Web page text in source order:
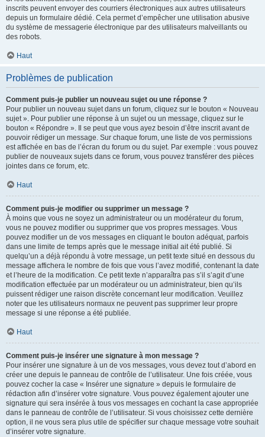
inscrits peuvent envoyer des courriers électroniques aux autres utilisateurs
depuis un formulaire dédié. Cela permet d’empêcher une utilisation abusive
du système de messagerie électronique par des utilisateurs malveillants ou
des robots.
Haut
Problèmes de publication
Comment puis-je publier un nouveau sujet ou une réponse ?
Pour publier un nouveau sujet dans un forum, cliquez sur le bouton « Nouveau
sujet ». Pour publier une réponse à un sujet ou un message, cliquez sur le
bouton « Répondre ». Il se peut que vous ayez besoin d’être inscrit avant de
pouvoir rédiger un message. Sur chaque forum, une liste de vos permissions
est affichée en bas de l’écran du forum ou du sujet. Par exemple : vous pouvez
publier de nouveaux sujets dans ce forum, vous pouvez transférer des pièces
jointes dans ce forum, etc.
Haut
Comment puis-je modifier ou supprimer un message ?
À moins que vous ne soyez un administrateur ou un modérateur du forum,
vous ne pouvez modifier ou supprimer que vos propres messages. Vous
pouvez modifier un de vos messages en cliquant le bouton adéquat, parfois
dans une limite de temps après que le message initial ait été publié. Si
quelqu’un a déjà répondu à votre message, un petit texte situé en dessous du
message affichera le nombre de fois que vous l’avez modifié, contenant la date
et l’heure de la modification. Ce petit texte n’apparaîtra pas s’il s’agit d’une
modification effectuée par un modérateur ou un administrateur, bien qu’ils
puissent rédiger une raison discrète concernant leur modification. Veuillez
noter que les utilisateurs normaux ne peuvent pas supprimer leur propre
message si une réponse a été publiée.
Haut
Comment puis-je insérer une signature à mon message ?
Pour insérer une signature à un de vos messages, vous devez tout d’abord en
créer une depuis le panneau de contrôle de l’utilisateur. Une fois créée, vous
pouvez cocher la case « Insérer une signature » depuis le formulaire de
rédaction afin d’insérer votre signature. Vous pouvez également ajouter une
signature qui sera insérée à tous vos messages en cochant la case appropriée
dans le panneau de contrôle de l’utilisateur. Si vous choisissez cette dernière
option, il ne vous sera plus utile de spécifier sur chaque message votre souhait
d’insérer votre signature.